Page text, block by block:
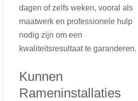
dagen of zelfs weken, vooral als
maatwerk en professionele hulp
nodig zijn om een
kwaliteitsresultaat te garanderen.
Kunnen
Rameninstallaties